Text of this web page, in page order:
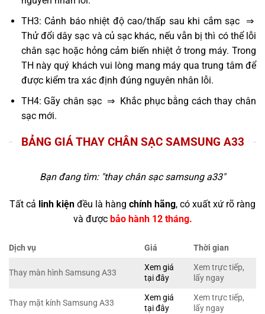
TH3: Cảnh báo nhiệt độ cao/thấp sau khi cắm sạc ⇒
Thử đổi dây sạc và củ sạc khác, nếu vẫn bị thì có thể lỗi
chân sạc hoặc hỏng cảm biến nhiệt ở trong máy. Trong
TH này quý khách vui lòng mang máy qua trung tâm để
được kiểm tra xác định đúng nguyên nhân lỗi.
TH4: Gãy chân sạc ⇒ Khắc phục bằng cách thay chân
sạc mới.
BẢNG GIÁ THAY CHÂN SẠC SAMSUNG A33
Bạn đang tìm: "thay chân sạc samsung a33"
Tất cả linh kiện đều là hàng chính hãng, có xuất xứ rõ ràng
và được bảo hành 12 tháng.
Dịch vụ Giá Thời gian
Thay màn hình Samsung A33
Xem giá
tại đây
Xem trực tiếp,
lấy ngay
Thay mặt kính Samsung A33
Xem giá
tại đây
Xem trực tiếp,
lấy ngay